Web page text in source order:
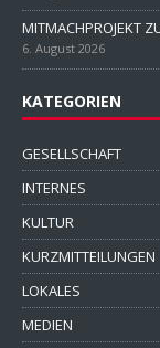
MITMACHPROJEKT
6. August 2026
KATEGORIEN
GESELLSCHAFT
INTERNES
KULTUR
KURZMITTEILUNGEN
LOKALES
MEDIEN